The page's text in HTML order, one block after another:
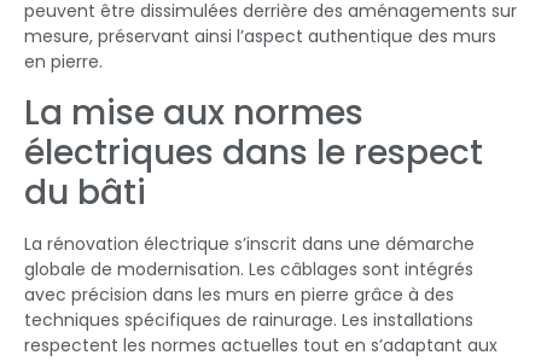
peuvent être dissimulées derrière des aménagements sur
mesure, préservant ainsi l’aspect authentique des murs
en pierre.
La mise aux normes
électriques dans le respect
du bâti
La rénovation électrique s’inscrit dans une démarche
globale de modernisation. Les câblages sont intégrés
avec précision dans les murs en pierre grâce à des
techniques spécifiques de rainurage. Les installations
respectent les normes actuelles tout en s’adaptant aux